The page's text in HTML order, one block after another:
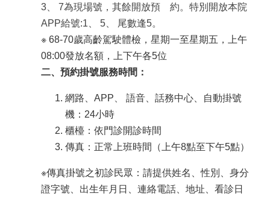
3
7為現場號，其餘開放預 約。特別開放本院
APP給號:1
5
尾數逢5。
※ 68-70歲高齡駕駛體檢，星期一至星期五，上午
08:00發放名額，上下午各5位
二、預約掛號服務時間：
網路、APP
語音、話務中心、自動掛號
機：24小時
櫃檯：依門診開診時間
傳真：正常上班時間（上午8點至下午5點）
※傳真掛號之初診民眾：請提供姓名、性別、身分
證字號、出生年月日、連絡電話、地址、看診日